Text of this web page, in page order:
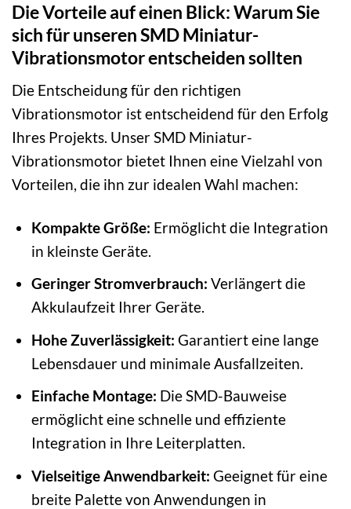
Die Vorteile auf einen Blick: Warum Sie
sich für unseren SMD Miniatur-
Vibrationsmotor entscheiden sollten
Die Entscheidung für den richtigen
Vibrationsmotor ist entscheidend für den Erfolg
Ihres Projekts. Unser SMD Miniatur-
Vibrationsmotor bietet Ihnen eine Vielzahl von
Vorteilen, die ihn zur idealen Wahl machen:
Kompakte Größe: Ermöglicht die Integration
in kleinste Geräte.
Geringer Stromverbrauch: Verlängert die
Akkulaufzeit Ihrer Geräte.
Hohe Zuverlässigkeit: Garantiert eine lange
Lebensdauer und minimale Ausfallzeiten.
Einfache Montage: Die SMD-Bauweise
ermöglicht eine schnelle und effiziente
Integration in Ihre Leiterplatten.
Vielseitige Anwendbarkeit: Geeignet für eine
breite Palette von Anwendungen in